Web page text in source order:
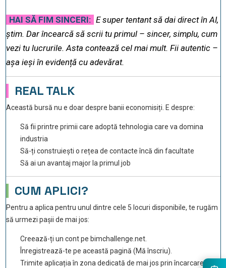
HAI SĂ FIM SINCERI: E super tentant să dai direct în AI,
știm. Dar încearcă să scrii tu primul – sincer, simplu, cum
vezi tu lucrurile. Asta contează cel mai mult. Fii autentic –
așa ieși în evidență cu adevărat.
REAL TALK
Această bursă nu e doar despre banii economisiți. E despre:
Să fii printre primii care adoptă tehnologia care va domina
industria
Să-ți construiești o rețea de contacte încă din facultate
Să ai un avantaj major la primul job
CUM APLICI?
Pentru a aplica pentru unul dintre cele 5 locuri disponibile, te rugăm
să urmezi pașii de mai jos:
Creează-ți un cont pe bimchallenge.net.
Înregistrează-te pe această pagină (Mă înscriu).
Trimite aplicația în zona dedicată de mai jos prin încarcarea